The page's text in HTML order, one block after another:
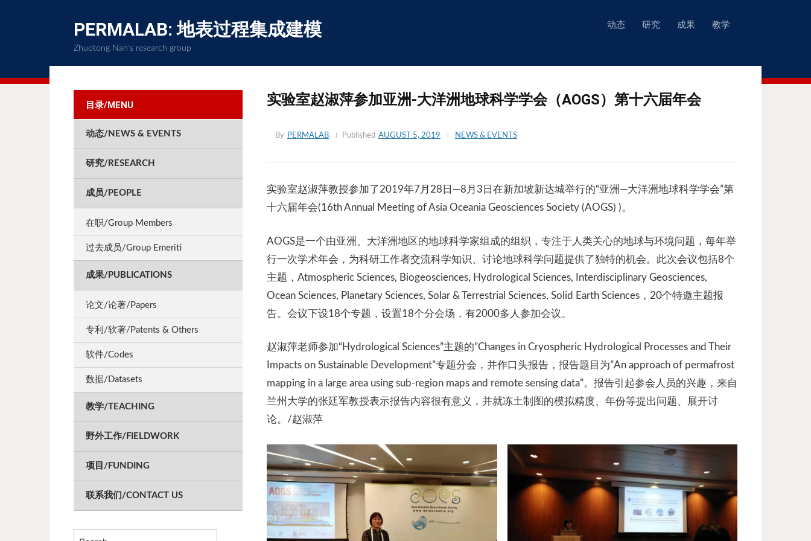
PERMALAB: 地表过程集成建模
Zhuotong Nan's research group
动态 研究 成果 教学
实验室赵淑萍参加亚洲-大洋洲地球科学学会（AOGS）第十六届年会
By PERMALAB Published AUGUST 5, 2019 NEWS & EVENTS
实验室赵淑萍教授参加了2019年7月28日—8月3日在新加坡新达城举行的“亚洲—大洋洲地球科学学会”第
十六届年会(16th Annual Meeting of Asia Oceania Geosciences Society (AOGS) )。
AOGS是一个由亚洲、大洋洲地区的地球科学家组成的组织，专注于人类关心的地球与环境问题，每年举
行一次学术年会，为科研工作者交流科学知识、讨论地球科学问题提供了独特的机会。此次会议包括8个
主题，Atmospheric Sciences, Biogeosciences, Hydrological Sciences, Interdisciplinary Geosciences,
Ocean Sciences, Planetary Sciences, Solar & Terrestrial Sciences, Solid Earth Sciences，20个特邀主题报
告。会议下设18个专题，设置18个分会场，有2000多人参加会议。
赵淑萍老师参加“Hydrological Sciences”主题的”Changes in Cryospheric Hydrological Processes and Their
Impacts on Sustainable Development”专题分会，并作口头报告，报告题目为”An approach of permafrost
mapping in a large area using sub-region maps and remote sensing data”。报告引起参会人员的兴趣，来自
兰州大学的张廷军教授表示报告内容很有意义，并就冻土制图的模拟精度、年份等提出问题、展开讨
论。/赵淑萍
目录/MENU
动态/NEWS & EVENTS
研究/RESEARCH
成员/PEOPLE
在职/Group Members
过去成员/Group Emeriti
成果/PUBLICATIONS
论文/论著/Papers
专利/软著/Patents & Others
软件/Codes
数据/Datasets
教学/TEACHING
野外工作/FIELDWORK
项目/FUNDING
联系我们/CONTACT US